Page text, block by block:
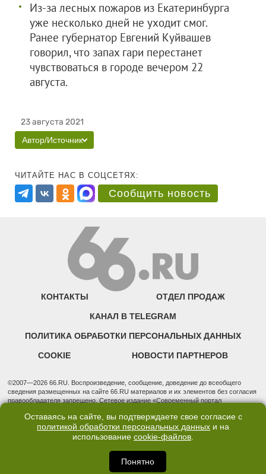
Из-за лесных пожаров из Екатеринбурга
уже несколько дней не уходит смог.
Ранее губернатор Евгений Куйвашев
говорил, что запах гари перестанет
чувствоваться в городе вечером 22
августа.
23 августа 2021
Автор/Источник
ЧИТАЙТЕ НАС В СОЦСЕТЯХ:
Сообщить новость
КОНТАКТЫ ОТДЕЛ ПРОДАЖ
КАНАЛ В TELEGRAM
ПОЛИТИКА ОБРАБОТКИ ПЕРСОНАЛЬНЫХ ДАННЫХ
COOKIE НОВОСТИ ПАРТНЕРОВ
©2007—2026 66.RU. Воспроизведение, сообщение, доведение до всеобщего
сведения размещенных на сайте 66.RU материалов и их элементов без согласия
правообладателя запрещено. Сетевое издание «Современный портал
надзору в сфере связи, информационных технологий и массовых коммуникаций
(Роскомнадзор). Регистрационный номер ЭЛ № ФС 77 - 76634 от 02.09.2019
Учредитель: Общество с ограниченной ответственностью "66.ру". Юридический
3, оф. 7015 Фактический адрес редакции и отдела продаж: 620014, Свердловская
обл., г. Екатеринбург, ул. Бориса Ельцина, д. 3, оф. 7015, +7 (343) 288-50-66
info@news.66.ru Главный редактор: Шлыков Дмитрий Владимирович
Оставаясь на сайте, вы подтверждаете свое согласие с
политикой обработки персональных данных и на
использование cookie-файлов.
Понятно